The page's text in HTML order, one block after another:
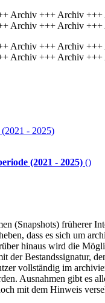
Archiv +++ Archiv
Archiv +++ Archiv
Archiv +++ Archiv
Archiv +++ Archiv
(2021 - 2025)
(2021 - 2025) ()
(Snapshots) früherer
dass es sich um
hinaus wird die
der Bestandssignatur,
vollständig im
Ausnahmen gibt es
mit dem Hinweis